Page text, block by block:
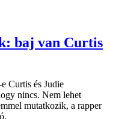
baj van Curtis
Curtis és Judie
nincs. Nem lehet
mutatkozik, a rapper